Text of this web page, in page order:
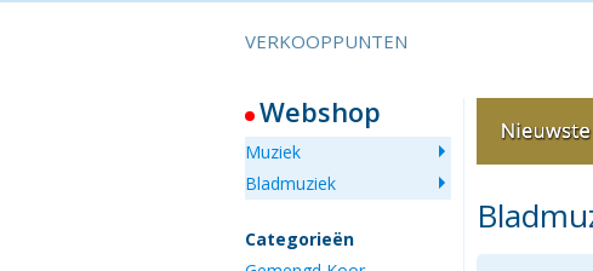
VERKOOPPUNTEN
Webshop
Muziek
Bladmuziek
Categorieën